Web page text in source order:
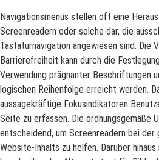
Navigationsmenüs stellen oft eine
Screenreadern oder solche dar, die
Tastaturnavigation angewiesen sind. Die
Barrierefreiheit kann durch die
Verwendung prägnanter Beschriftungen
logischen Reihenfolge erreicht werden.
aussagekräftige Fokusindikatoren
Seite zu erfassen. Die ordnungsgemäße
entscheidend, um Screenreadern bei
Website-Inhalts zu helfen. Darüber